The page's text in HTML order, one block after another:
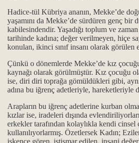
Hadice-tül Kübriya ananın, Mekke’de
yaşamını da Mekke’de sürdüren genç bir
kabilesindendir. Yaşadığı toplum ve
tarihinde kadına; değer verilmeyen, hiçe
konulan, ikinci sınıf insanı olarak görülen
Çünkü o dönemlerde Mekke’de kız
kaynağı olarak görülmüştür. Kız çocuğu
ise, diri diri toprağa gömüldükleri gibi,
adına bu iğrenç adetleriyle, hareketleriyle
Arapların bu iğrenç adetlerine kurban
kızlar ise, iradeleri dışında
erkekler tarafından kolaylıkla kendi cinsel
kullanılıyorlarmış. Özetlersek Kadın;
işkence gören, istismar edilen, insani
hayatı ve yüceliği...